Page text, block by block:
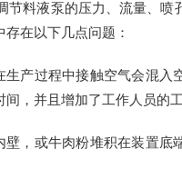
料液泵的压力、流量、喷
在以下几点问题：
产过程中接触空气会混入
，并且增加了工作人员的工
，或牛肉粉堆积在装置底